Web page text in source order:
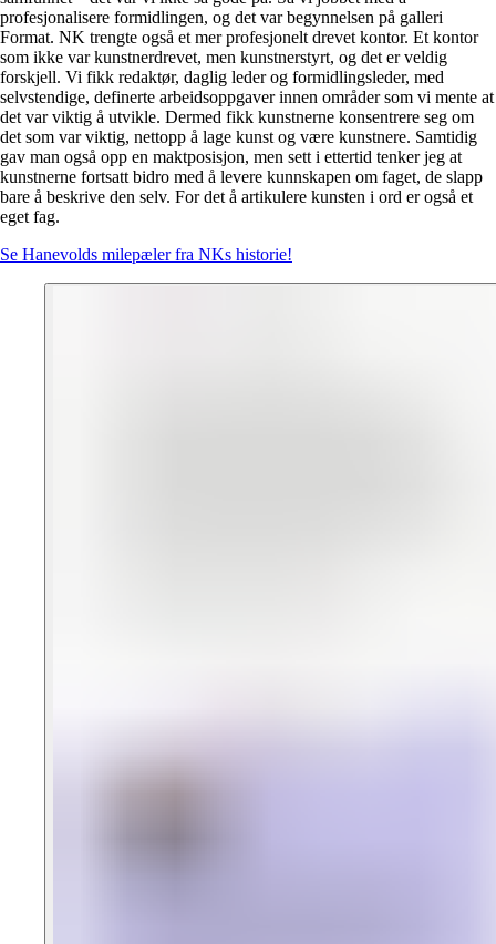
profesjonalisere formidlingen, og det var begynnelsen på galleri
Format. NK trengte også et mer profesjonelt drevet kontor. Et kontor
som ikke var kunstnerdrevet, men kunstnerstyrt, og det er veldig
forskjell. Vi fikk redaktør, daglig leder og formidlingsleder, med
selvstendige, definerte arbeidsoppgaver innen områder som vi mente at
det var viktig å utvikle. Dermed fikk kunstnerne konsentrere seg om
det som var viktig, nettopp å lage kunst og være kunstnere. Samtidig
gav man også opp en maktposisjon, men sett i ettertid tenker jeg at
kunstnerne fortsatt bidro med å levere kunnskapen om faget, de slapp
bare å beskrive den selv. For det å artikulere kunsten i ord er også et
eget fag.
Se Hanevolds milepæler fra NKs historie!